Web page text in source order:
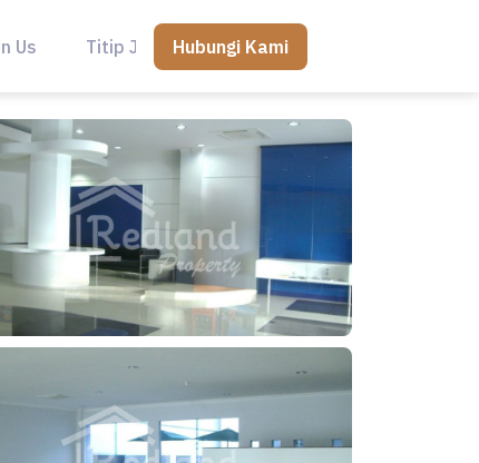
Us Titip Jual Hubungi Kami